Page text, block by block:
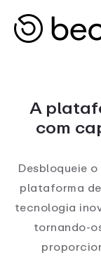
A
com
Desbloqueie
plataforma
tecnologia
tornando-